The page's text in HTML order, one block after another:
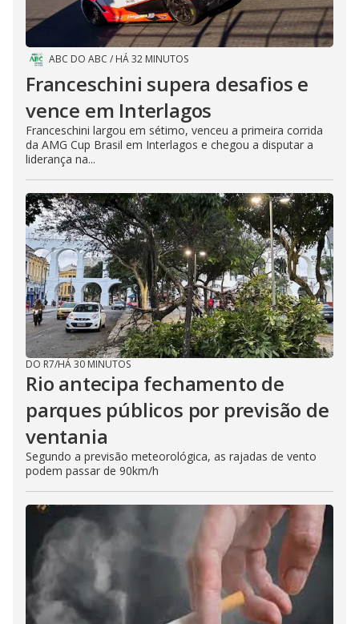
ABC DO ABC / HÁ 32 MINUTOS
Franceschini supera desafios e
vence em Interlagos
Franceschini largou em sétimo, venceu a primeira corrida
da AMG Cup Brasil em Interlagos e chegou a disputar a
liderança na...
DO R7/HÁ 30 MINUTOS
Rio antecipa fechamento de
parques públicos por previsão de
ventania
Segundo a previsão meteorológica, as rajadas de vento
podem passar de 90km/h